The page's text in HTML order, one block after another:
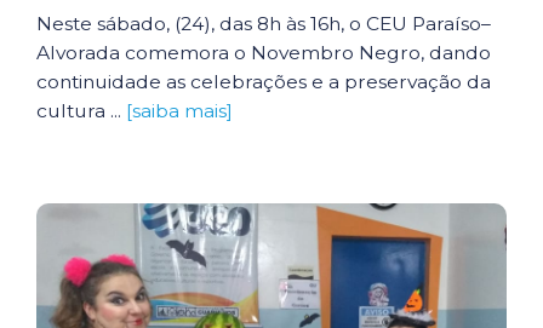
Neste sábado, (24), das 8h às 16h, o CEU Paraíso–
Alvorada comemora o Novembro Negro, dando
continuidade as celebrações e a preservação da
cultura ... [saiba mais]